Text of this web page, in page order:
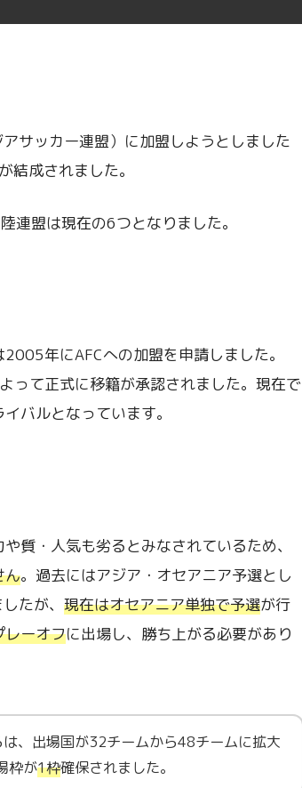
サッカー連盟）に加盟しようとしました
結成されました。
連盟は現在の6つとなりました。
年にAFCへの加盟を申請しました。
って正式に移籍が承認されました。現在で
バルとなっています。
質・人気も劣るとみなされているため、
ん。過去にはアジア・オセアニア予選とし
たが、 現在はオセアニア単独で予選が行
レーオフに出場し、勝ち上がる必要があり
、出場国が32チームから48チームに拡大
枠が1枠確保されました。